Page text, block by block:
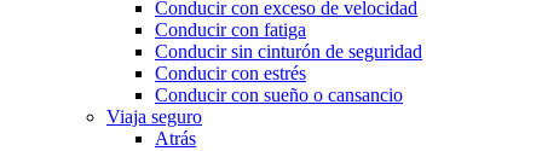
Conducir con exceso de velocidad
Conducir con fatiga
Conducir sin cinturón de seguridad
Conducir con estrés
Conducir con sueño o cansancio
Viaja seguro
Atrás